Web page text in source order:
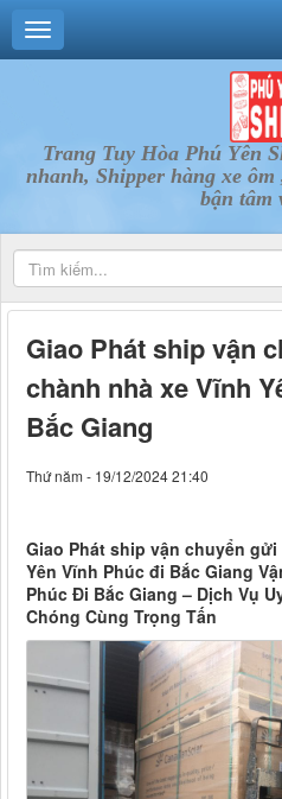
Trang Tuy Hòa Phú Yên
nhanh, Shipper hàng xe
bận tâm
Giao Phát ship vận
chành nhà xe Vĩnh
Bắc Giang
Thứ năm - 19/12/2024 21:40
Giao Phát ship vận chuyển
Yên Vĩnh Phúc đi Bắc Giang
Phúc Đi Bắc Giang – Dịch Vụ
Chóng Cùng Trọng Tấn